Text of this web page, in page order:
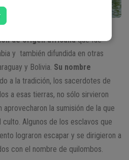
de origen africanaque fue
y también difundida en otras
y Bolivia. Su nombre
a la tradición, los sacerdotes de
a esas tierras, no sólo sirvieron
la sumisión de la que
Algunos de los esclavos que
lograron escapar y se dirigieron a
con el nombre de quilombos.